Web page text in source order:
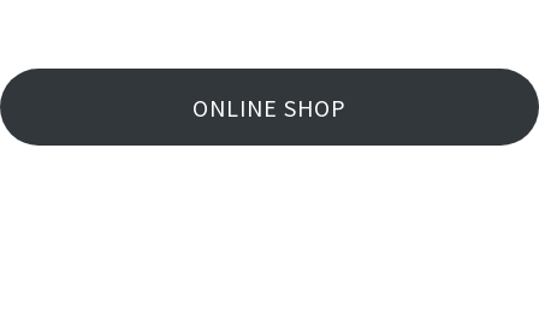
ONLINE SHOP